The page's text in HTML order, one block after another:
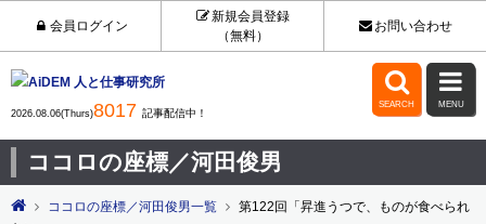
会員ログイン
新規会員登録
（無料）
お問い合わせ
2026.08.06(Thurs)8017 記事配信中！

SEARCH

MENU
ココロの座標／河田俊男
ココロの座標／河田俊男一覧
第122回「昇進うつで、ものが食べられ